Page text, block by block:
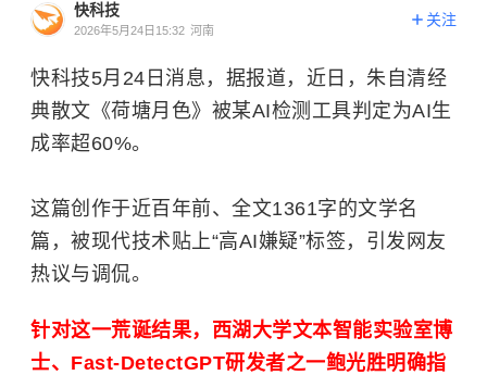
快科技
2026年5月24日15:32 河南
关注
快科技5月24日消息，据报道，近日，朱自清经
典散文《荷塘月色》被某AI检测工具判定为AI生
成率超60%。
这篇创作于近百年前、全文1361字的文学名
篇，被现代技术贴上“高AI嫌疑”标签，引发网友
热议与调侃。
针对这一荒诞结果， 西湖大学文本智能实验室博
士、Fast-DetectGPT研发者之一鲍光胜明确指